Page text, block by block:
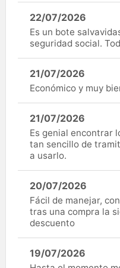
22/07/2026
Es un bote
seguridad social.
21/07/2026
Económico y muy
21/07/2026
Es genial encontrar
tan sencillo de
a usarlo.
20/07/2026
Fácil de manejar,
tras una compra la
descuento
19/07/2026